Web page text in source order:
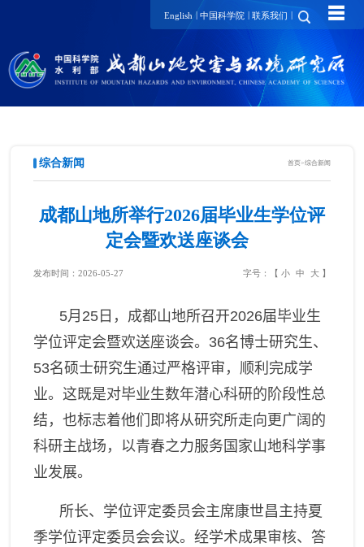
English | 中国科学院 | 联系我们 | ☰
综合新闻 首页>综合新闻
成都山地所举行2026届毕业生学位评
定会暨欢送座谈会
发布时间：2026-05-27 字号：【 小 中 大】
5月 25 日， 成都山地所召开2026届毕业生
学位评定会暨欢送座谈会。 36名博士研究生、
53名硕士研究生通过严格评审，顺利完成学
业。这既是对毕业生数年潜心科研的阶段性总
结，也标志着他们即将从研究所走向更广阔的
科研主战场，以青春之力服务国家山地科学事
业发展。
所长、学位评定委员会主席康世昌主持夏
季学位评定委员会会议。经学术成果审核、答